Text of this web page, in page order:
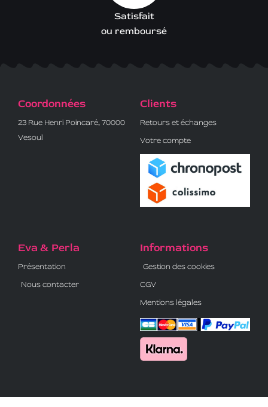
Satisfait
ou remboursé
Coordonnées
23 Rue Henri Poincaré, 70000
Vesoul
Clients
Retours et échanges
Votre compte
Eva & Perla
Présentation
Nous contacter
Informations
Gestion des cookies
CGV
Mentions légales